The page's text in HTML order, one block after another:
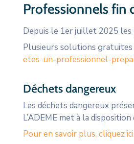
Professionnels fin
Depuis le 1er juillet 2025
Plusieurs solutions
etes-un-professionnel-
Déchets dangereux
Les déchets dangereux
L’ADEME met à la
Pour en savoir plus, cliquez ici.